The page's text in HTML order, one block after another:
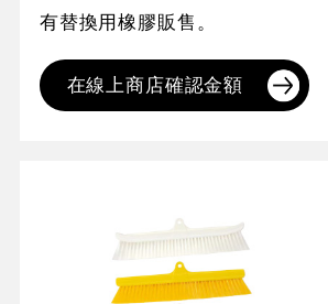
有替換用橡膠販售。
在線上商店確認金額